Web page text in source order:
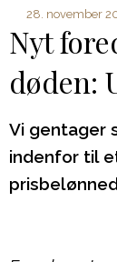
28. november
Nyt
døden:
Vi gentager
indenfor til